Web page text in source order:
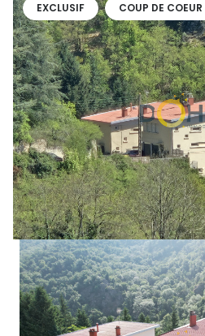
EXCLUSIF COUP DE COEUR